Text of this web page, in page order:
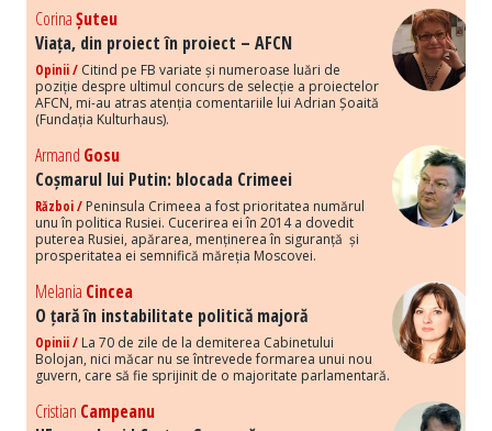
CorinaȘuteu
Viața, din proiect în proiect – AFCN
Opinii / Citind pe FB variate și numeroase luări de
poziție despre ultimul concurs de selecție a proiectelor
AFCN, mi-au atras atenția comentariile lui Adrian Șoaită
(Fundația Kulturhaus).
Armand Gosu
Coșmarul lui Putin: blocada Crimeei
Război / Peninsula Crimeea a fost prioritatea numărul
unu în politica Rusiei. Cucerirea ei în 2014 a dovedit
puterea Rusiei, apărarea, menținerea în siguranță și
prosperitatea ei semnifică măreția Moscovei.
Melania Cincea
O țară în instabilitate politică majoră
Opinii / La 70 de zile de la demiterea Cabinetului
Bolojan, nici măcar nu se întrevede formarea unui nou
guvern, care să fie sprijinit de o majoritate parlamentară.
Cristian Campeanu